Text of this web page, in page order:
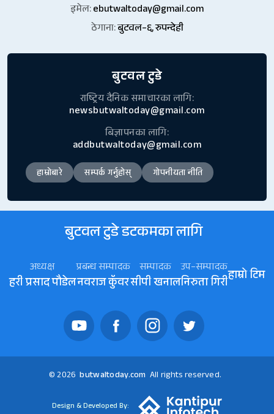
इमेल:ebutwaltoday@gmail.com
ठेगाना:बुटवल–६, रुपन्देही
बुटवल टुडे
राष्ट्रिय दैनिक समाचारका लागि:
newsbutwaltoday@gmail.com
बिज्ञापनका लागि:
addbutwaltoday@gmail.com
हाम्रोबारे सम्पर्क गर्नुहोस् गोपनीयता नीति
बुटवल टुडे डटकमका लागि
अध्यक्ष
हरी प्रसाद पौडेल
प्रबन्ध सम्पादक
नवराज कॅुवर
सम्पादक
सीपी खनाल
उप–सम्पादक
निरुता गिरीहाम्रो टिम
© 2026 butwaltoday.com All rights reserved.
Design & Developed By: